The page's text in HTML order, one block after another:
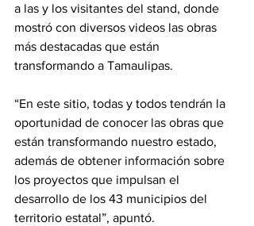
a las y los visitantes del stand, donde
mostró con diversos videos las obras
más destacadas que están
transformando a Tamaulipas.
“En este sitio, todas y todos tendrán la
oportunidad de conocer las obras que
están transformando nuestro estado,
además de obtener información sobre
los proyectos que impulsan el
desarrollo de los 43 municipios del
territorio estatal”, apuntó.